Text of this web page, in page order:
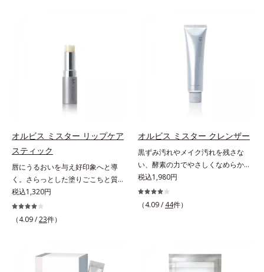
なたのエイジングケアを応援しま
ミ・ソバカスを防ぐ（ウォッシュを
除く）*2 オルビス内スキンケアシ
手入れのこと*4 うるおいによる
乾燥による*7 保湿成分*8 ロニ
セラカエルレア果汁、ノバラエキス
配合＝うるおいを与えハリと透明感
に満ちた肌へ導く保湿成分*9 メマ
ツヨイグサ抽出液、スイカズラエキ
ス配合＝角層のすみずみまで水分・
油分を保ち、ハリ・ツヤを与える保
湿成分*10 気持ちのこと
*2 美白（メラニンの生成を抑え、
シミ・ソバカスを防ぐ）と保湿のこ
ミ・ソバカスを防ぐ美白有効成分を
組み合わせた複合成分*4 グリチル
BEAUTY夏祭りは、こちら
ので、毛流れを整えたり、色をなじ
活躍。これ1本で完成度の高い、ふ
んわり眉に仕上がります。※中身を
ています。* ダイマージリノール酸
イソステアリル/フィトステリル）
配合＝感触向上成分
にWでアプローチする、薬用ニキビ
対策スキンケアシリーズです。5種
の和漢植物由来成分とコラーゲンが
きにくい肌を目指します。さらにビ
タミンC誘導体をはじめとした5種
ョットカプセル」を配合。カプセル
が浸透してから成分を放出する特殊
技術によって、高い浸透力(*2)と安
定性を実現。毛穴の目立ちをしっか
りケア(*3)して、ゆらぎやすいニキ
ビ肌を、みずみずしい清潔な垢抜け
肌(*4)へと導きます。たっぷりの保
然ビタミンE、イノシット、フィチ
ン酸、ユズセラミド、スフィンゴ糖
オルビス ミスター リップケア
スティック
唇にうるおいを与え好印象へと導
く。さらっとした塗りごこちと質感
で自然で好印象な口元に。さらっと
した軽やかな塗りごこちでありなが
らも、唇にうるおいを与える「モイ
リームはべたつくから苦手」という
リップクリームに苦手意識を感じる
税込1,320円
（4.09 /23件）
オルビス ミスター クレンザー
黒ずみ汚れやメイク汚れを残さな
い、酵素の力でやさしくなめらかに
洗い上げるW洗顔不要のスペシャル
クレンザー。過剰な皮脂とその皮脂
汚れが詰まって発生する黒ずみ汚れ
酸 LP(*1)」を配合し、毛穴の黒ずみ
税込1,980円
（4.09 / 44件）